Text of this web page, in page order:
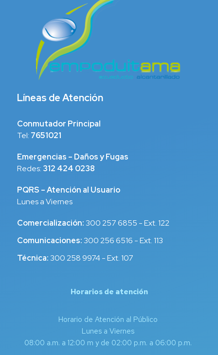
Líneas de Atención
Conmutador Principal
Tel: 7651021
Emergencias – Daños y Fugas
Redes: 312 424 0238
PQRS – Atención al Usuario
Lunes a Viernes
Comercialización:300 257 6855 - Ext. 122
Comunicaciones:300 256 6516 - Ext. 113
Técnica:300 258 9974 - Ext. 107
Horarios de atención
Horario de Atención al Público
Lunes a Viernes
08:00 a.m. a 12:00 m y de 02:00 p.m. a 06:00 p.m.